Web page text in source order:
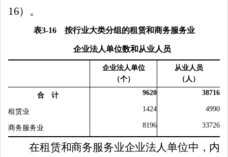
16）。
表3-16按行业大类分组的租赁和商务服务业
企业法人单位数和从业人员
企业法人单位
（个）
从业人员
（人）
合 计 9620 38716
租赁业 1424 4990
商务服务业 8196 33726
在租赁和商务服务业企业法人单位中，内